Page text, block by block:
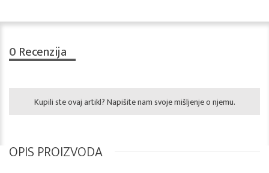
0 Recenzija
Kupili ste ovaj artikl? Napišite nam svoje mišljenje o njemu.
OPIS PROIZVODA